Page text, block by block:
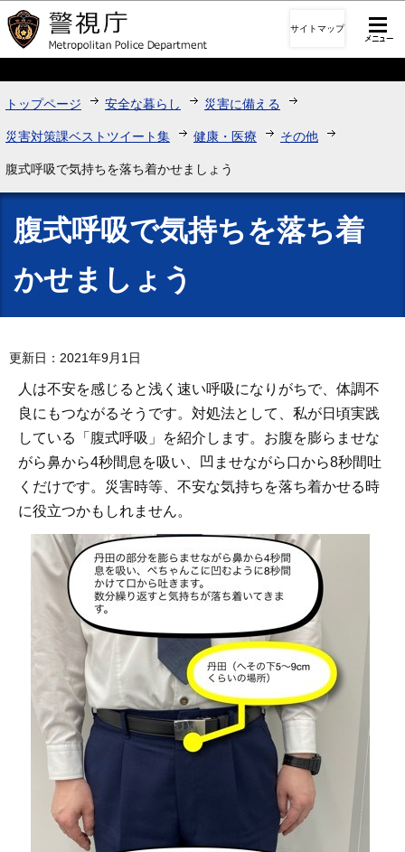
このページの本文へ移動
サイトマップ
トップページ 安全な暮らし 災害に備える
災害対策課ベストツイート集 健康・医療 その他
腹式呼吸で気持ちを落ち着かせましょう
腹式呼吸で気持ちを落ち着
かせましょう
更新日：2021年9月1日
人は不安を感じると浅く速い呼吸になりがちで、体調不
良にもつながるそうです。対処法として、私が日頃実践
している「腹式呼吸」を紹介します。お腹を膨らませな
がら鼻から4秒間息を吸い、凹ませながら口から8秒間吐
くだけです。災害時等、不安な気持ちを落ち着かせる時
に役立つかもしれません。